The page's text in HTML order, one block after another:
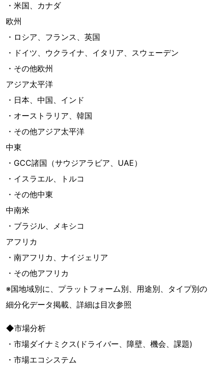
・米国、カナダ
欧州
・ロシア、フランス、英国
・ドイツ、ウクライナ、イタリア、スウェーデン
・その他欧州
アジア太平洋
・日本、中国、インド
・オーストラリア、韓国
・その他アジア太平洋
中東
・GCC諸国（サウジアラビア、UAE）
・イスラエル、トルコ
・その他中東
中南米
・ブラジル、メキシコ
アフリカ
・南アフリカ、ナイジェリア
・その他アフリカ
※国地域別に、プラットフォーム別、用途別、タイプ別の
細分化データ掲載、詳細は目次参照
◆市場分析
・市場ダイナミクス(ドライバー、障壁、機会、課題)
・市場エコシステム